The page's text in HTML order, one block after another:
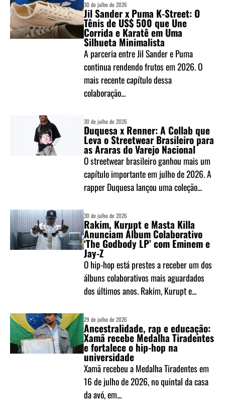
30 de julho de 2026
Jil Sander x Puma K-Street: O
Tênis de US$ 500 que Une
Corrida e Karatê em Uma
Silhueta Minimalista
A parceria entre Jil Sander e Puma
continua rendendo frutos em 2026. O
mais recente capítulo dessa
colaboração...
30 de julho de 2026
Duquesa x Renner: A Collab que
Leva o Streetwear Brasileiro para
as Araras do Varejo Nacional
O streetwear brasileiro ganhou mais um
capítulo importante em julho de 2026. A
rapper Duquesa lançou uma coleção...
30 de julho de 2026
Rakim, Kurupt e Masta Killa
Anunciam Álbum Colaborativo
‘The Godbody LP’ com Eminem e
Jay-Z
O hip-hop está prestes a receber um dos
álbuns colaborativos mais aguardados
dos últimos anos. Rakim, Kurupt e...
29 de julho de 2026
Ancestralidade, rap e educação:
Xamã recebe Medalha Tiradentes
e fortalece o hip-hop na
universidade
Xamã recebeu a Medalha Tiradentes em
16 de julho de 2026, no quintal da casa
da avó, em...